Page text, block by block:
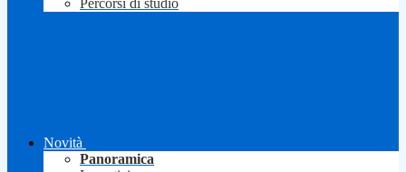
Percorsi di studio
Novità
Panoramica